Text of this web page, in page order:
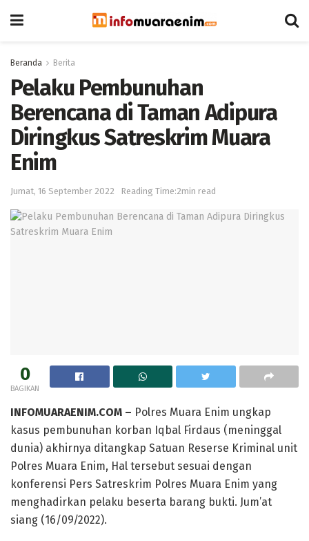
Beranda Berita
Pelaku Pembunuhan
Berencana di Taman Adipura
Diringkus Satreskrim Muara
Enim
Jumat, 16 September 2022 Reading Time:2min read
0
BAGIKAN
INFOMUARAENIM.COM – Polres Muara Enim ungkap
kasus pembunuhan korban Iqbal Firdaus (meninggal
dunia) akhirnya ditangkap Satuan Reserse Kriminal unit
Polres Muara Enim, Hal tersebut sesuai dengan
konferensi Pers Satreskrim Polres Muara Enim yang
menghadirkan pelaku beserta barang bukti. Jum’at
siang (16/09/2022).